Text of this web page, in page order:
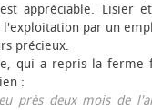
appréciable. Lisier
par un
précieux.
qui a repris la ferme
:
près deux mois de